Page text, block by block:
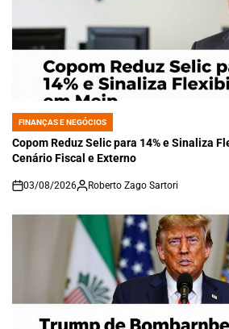
POSTED
IN
FINANÇAS E NEGÓCIOS
Copom Reduz Selic para 14% e Sinaliza
Cenário Fiscal e Externo
on
03/08/2026 Roberto Zago Sartori